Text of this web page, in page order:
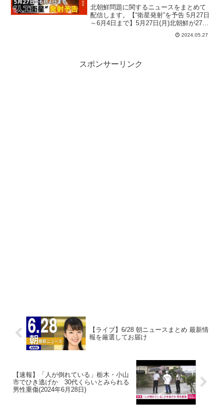
の態勢を」岸田総理、関係省庁に
指示 ANN/テレ朝
北朝鮮問題に関するニュースをまとめて
配信します。【“衛星発射”を予告 5月27日
～6月4日まで】5月27日(月)北朝鮮が27日
から来月4日までに衛星を打ち上げると日
本側に通報しました。岸田総理は今月27
2024.05.27
スポンサーリンク
【ライブ】6/28 朝ニュースまとめ 最新情
報を厳選してお届け
【速報】「人が倒れている」栃木・小山
市でひき逃げか 30代くらいとみられる
男性重傷(2024年6月28日)